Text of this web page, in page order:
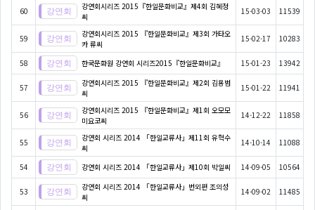
60
강연회시리즈 2015『한일문화비교』제4회 김혜정
씨
15-03-03 11539
59
강연회시리즈 2015 『한일문화비교』제3회 가타오
카 류씨
15-02-17 10283
58 한국문화원 강연회 시리즈2015『한일문화비교』 15-01-23 13942
57
강연회시리즈 2015 『한일문화비교』제2회 김용범
씨
15-01-22 11941
56
강연회시리즈 2015 『한일문화비교』제1회 오모모
미요코씨
14-12-22 11858
55
강연회 시리즈 2014 「한일교류사」제11회 유혁수
씨
14-10-14 11088
54 강연회 시리즈 2014 「한일교류사」제10회 박일씨 14-09-05 10564
53
강연회 시리즈 2014 「한일교류사」번외편 조의성
씨
14-09-02 11485